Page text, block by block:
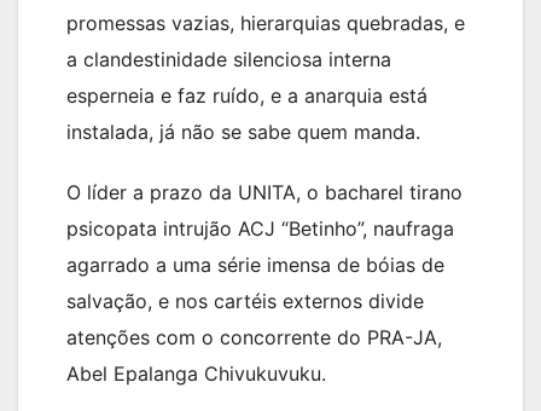
promessas vazias, hierarquias quebradas, e
a clandestinidade silenciosa interna
esperneia e faz ruído, e a anarquia está
instalada, já não se sabe quem manda.
O líder a prazo da UNITA, o bacharel tirano
psicopata intrujão ACJ “Betinho”, naufraga
agarrado a uma série imensa de bóias de
salvação, e nos cartéis externos divide
atenções com o concorrente do PRA-JA,
Abel Epalanga Chivukuvuku.